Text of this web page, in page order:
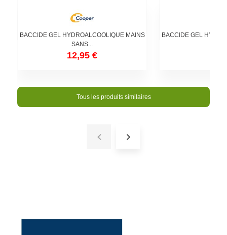
BACCIDE GEL HYDROALCOOLIQUE MAINS
SANS...
12,95 €
BACCIDE GEL
Tous les produits similaires